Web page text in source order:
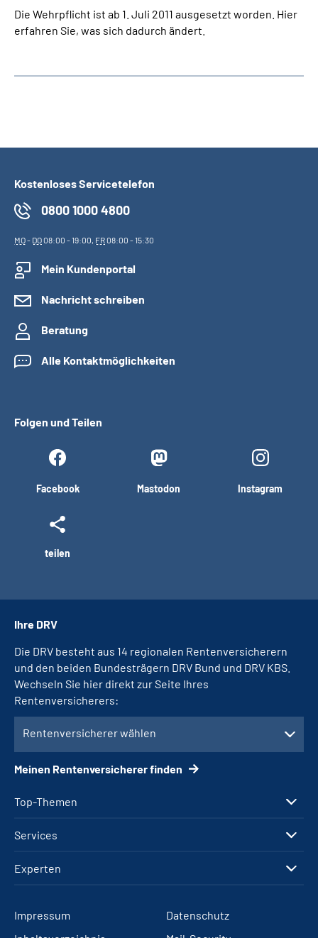
Die Wehrpflicht ist ab 1. Juli 2011 ausgesetzt worden. Hier
erfahren Sie, was sich dadurch ändert.
Kostenloses Servicetelefon
0800 1000 4800
MO- DO08:00 - 19:00, FR08:00 - 15:30
Mein Kundenportal
Nachricht schreiben
Beratung
Alle Kontaktmöglichkeiten
Folgen und Teilen
Facebook Mastodon Instagram
teilen
Top-Themen
Services
Experten
Ihre DRV
Die DRV besteht aus 14 regionalen Rentenversicherern
und den beiden Bundesträgern DRV Bund und DRV KBS.
Wechseln Sie hier direkt zur Seite Ihres
Rentenversicherers:
Rentenversicherer wählen
Meinen Rentenversicherer finden
Impressum
Datenschutz